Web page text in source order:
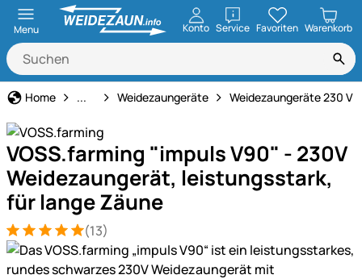
Menu Konto ServiceöffnenFavoriten Warenkorb
Home Weidezaun
... Weidezaungeräte Weidezaungeräte 230 V
VOSS.farming "impuls V90" - 230V
Weidezaungerät, leistungsstark,
für lange Zäune
Bewertung: 5 von 5 (13 Bewertungen)
13 Bewertungen
(13)
Produktgalerie